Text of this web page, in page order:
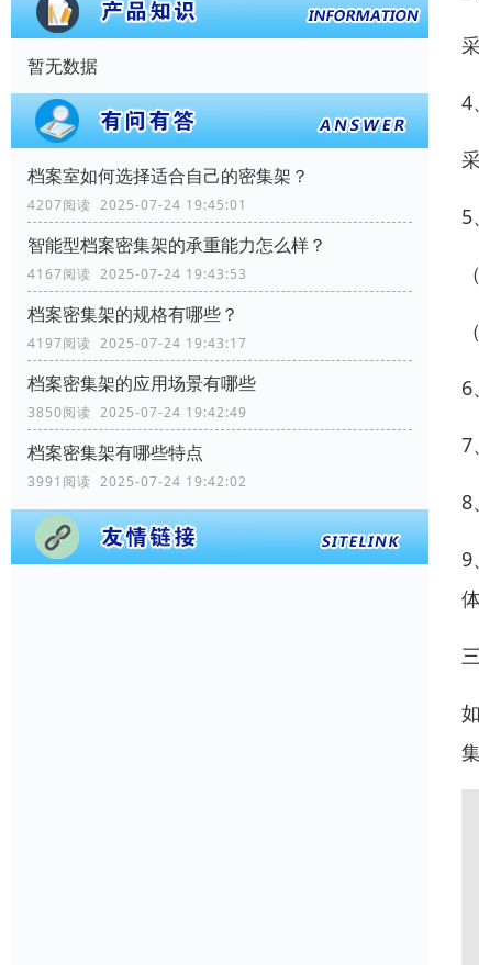
暂无数据
档案室如何选择适合自己的密集架？
4207阅读 2025-07-24 19:45:01
智能型档案密集架的承重能力怎么样？
4167阅读 2025-07-24 19:43:53
档案密集架的规格有哪些？
4197阅读 2025-07-24 19:43:17
档案密集架的应用场景有哪些
3850阅读 2025-07-24 19:42:49
档案密集架有哪些特点
3991阅读 2025-07-24 19:42:02
4
5
6
7
8
9